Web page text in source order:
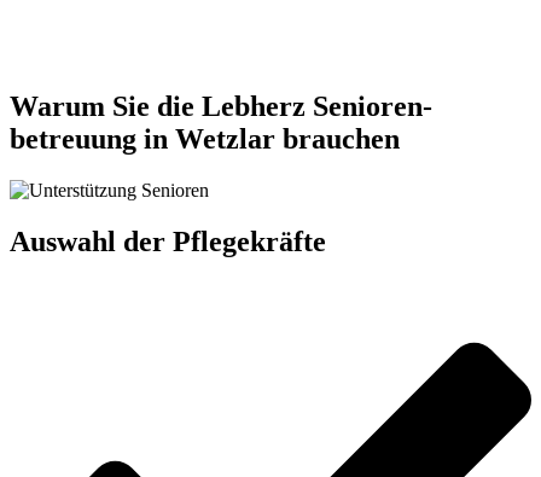
Warum Sie die Lebherz Senioren­
betreuung in Wetzlar brauchen
Auswahl der Pflegekräfte